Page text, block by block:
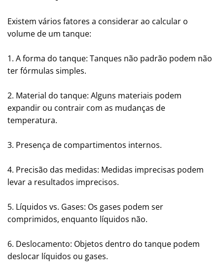
Existem vários fatores a considerar ao calcular o
volume de um tanque:
1. A forma do tanque: Tanques não padrão podem não
ter fórmulas simples.
2. Material do tanque: Alguns materiais podem
expandir ou contrair com as mudanças de
temperatura.
3. Presença de compartimentos internos.
4. Precisão das medidas: Medidas imprecisas podem
levar a resultados imprecisos.
5. Líquidos vs. Gases: Os gases podem ser
comprimidos, enquanto líquidos não.
6. Deslocamento: Objetos dentro do tanque podem
deslocar líquidos ou gases.